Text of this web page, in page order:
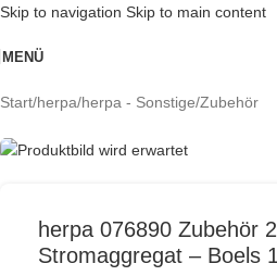
Skip to navigation Skip to main content
MENÜ
Start/herpa/herpa - Sonstige/Zubehör
AUSV
ERKA
herpa 076890 Zubehör
Stromaggregat – Boels